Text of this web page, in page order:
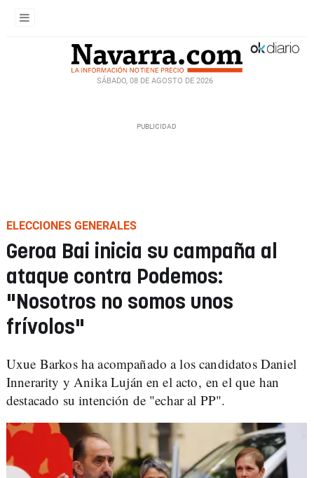
SÁBADO, 08 DE AGOSTO DE 2026
ELECCIONES GENERALES
Geroa Bai inicia su campaña al
ataque contra Podemos:
"Nosotros no somos unos
frívolos"
Uxue Barkos ha acompañado a los candidatos Daniel
Innerarity y Anika Luján en el acto, en el que han
destacado su intención de "echar al PP".